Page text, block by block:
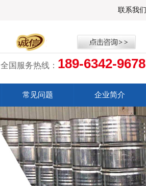
联系我们
全国服务热线： 189-6342-9678
常见问题 企业简介